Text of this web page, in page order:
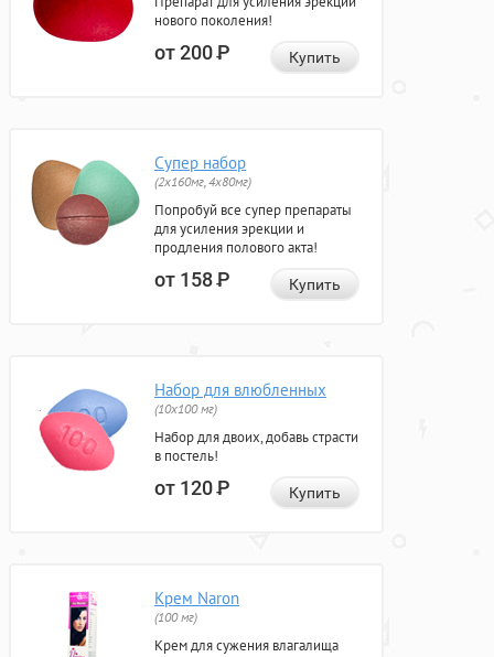
нового поколения!
от 200Р Купить
Супер набор
(2х160мг, 4х80мг)
Попробуй все супер препараты
для усиления эрекции и
продления полового акта!
от 158Р Купить
Набор для влюбленных
(10х100 мг)
Набор для двоих, добавь страсти
в постель!
от 120Р Купить
Крем Naron
(100 мг)
Крем для сужения влагалища